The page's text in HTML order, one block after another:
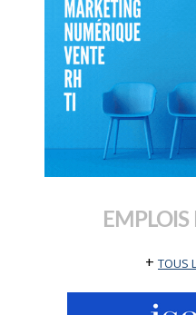
EMPLOIS
+ TOUS